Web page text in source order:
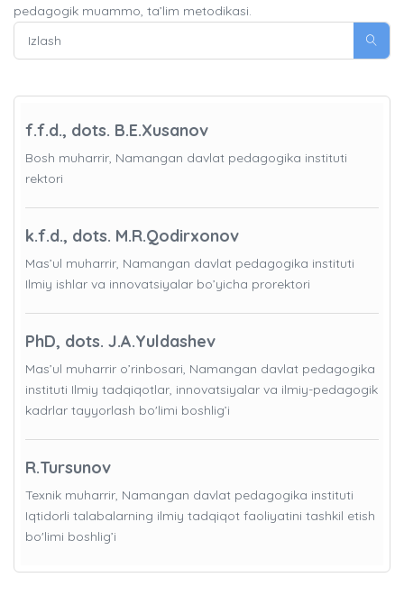
pedagogik muammo, ta’lim metodikasi.
f.f.d., dots. B.E.Xusanov
Bosh muharrir, Namangan davlat pedagogika instituti
rektori
k.f.d., dots. M.R.Qodirxonov
Mas’ul muharrir, Namangan davlat pedagogika instituti
Ilmiy ishlar va innovatsiyalar bo’yicha prorektori
PhD, dots. J.A.Yuldashev
Mas’ul muharrir o’rinbosari, Namangan davlat pedagogika
instituti Ilmiy tadqiqotlar, innovatsiyalar va ilmiy-pedagogik
kadrlar tayyorlash bo'limi boshlig’i
R.Tursunov
Texnik muharrir, Namangan davlat pedagogika instituti
Iqtidorli talabalarning ilmiy tadqiqot faoliyatini tashkil etish
bo'limi boshlig’i